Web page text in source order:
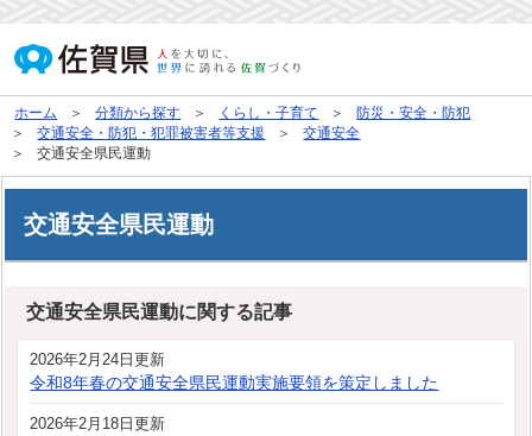
ホーム 分類から探す くらし・子育て
防災・安全・防犯
交通安全・防犯・犯罪被害者等支援
交通安全
交通安全県民運動
交通安全県民運動
交通安全県民運動に関する記事
2026年2月24日更新
令和8年春の交通安全県民運動実施要領を策定しました
2026年2月18日更新